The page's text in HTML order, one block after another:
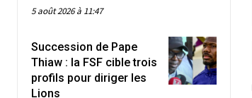
5 août 2026 à 11:47
Succession de Pape
Thiaw : la FSF cible trois
profils pour diriger les
Lions